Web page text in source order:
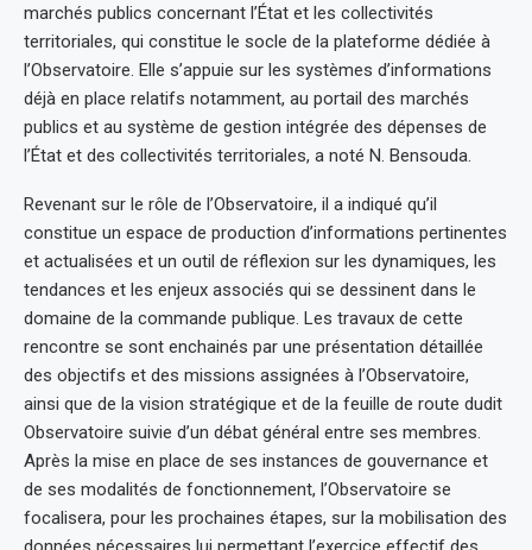
marchés publics concernant l’État et les collectivités
territoriales, qui constitue le socle de la plateforme dédiée à
l’Observatoire. Elle s’appuie sur les systèmes d’informations
déjà en place relatifs notamment, au portail des marchés
publics et au système de gestion intégrée des dépenses de
l’État et des collectivités territoriales, a noté N. Bensouda.
Revenant sur le rôle de l’Observatoire, il a indiqué qu’il
constitue un espace de production d’informations pertinentes
et actualisées et un outil de réflexion sur les dynamiques, les
tendances et les enjeux associés qui se dessinent dans le
domaine de la commande publique. Les travaux de cette
rencontre se sont enchainés par une présentation détaillée
des objectifs et des missions assignées à l’Observatoire,
ainsi que de la vision stratégique et de la feuille de route dudit
Observatoire suivie d’un débat général entre ses membres.
Après la mise en place de ses instances de gouvernance et
de ses modalités de fonctionnement, l’Observatoire se
focalisera, pour les prochaines étapes, sur la mobilisation des